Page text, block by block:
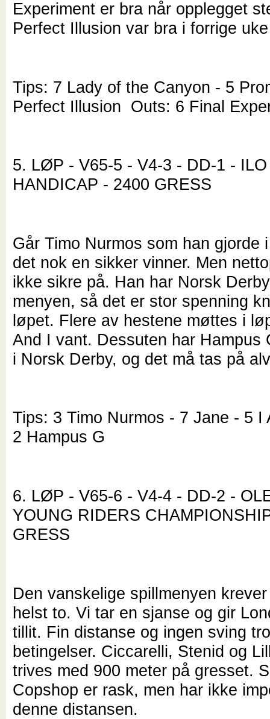
Experiment er bra når opplegget
Perfect Illusion var bra i forrige
Tips: 7 Lady of the Canyon - 5
Perfect Illusion Outs: 6 Final
5. LØP - V65-5 - V4-3 - DD-1 - ILO
HANDICAP - 2400 GRESS
Går Timo Nurmos som han gjorde
det nok en sikker vinner. Men
ikke sikre på. Han har Norsk
menyen, så det er stor spenning
løpet. Flere av hestene møttes i
And I vant. Dessuten har
i Norsk Derby, og det må tas på
Tips: 3 Timo Nurmos - 7 Jane - 5
2 Hampus G
6. LØP - V65-6 - V4-4 - DD-2 -
YOUNG RIDERS
GRESS
Den vanskelige spillmenyen
helst to. Vi tar en sjanse og gir
tillit. Fin distanse og ingen sving
betingelser. Ciccarelli, Stenid og
trives med 900 meter på gresset.
Copshop er rask, men har ikke
denne distansen.